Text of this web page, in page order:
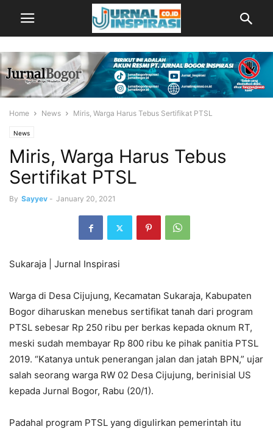
Home News Miris, Warga Harus Tebus Sertifikat PTSL
News
Miris, Warga Harus Tebus
Sertifikat PTSL
By Sayyev - January 20, 2021
Sukaraja | Jurnal Inspirasi
Warga di Desa Cijujung, Kecamatan Sukaraja, Kabupaten
Bogor diharuskan menebus sertifikat tanah dari program
PTSL sebesar Rp 250 ribu per berkas kepada oknum RT,
meski sudah membayar Rp 800 ribu ke pihak panitia PTSL
2019. “Katanya untuk penerangan jalan dan jatah BPN,” ujar
salah seorang warga RW 02 Desa Cijujung, berinisial US
kepada Jurnal Bogor, Rabu (20/1).
Padahal program PTSL yang digulirkan pemerintah itu